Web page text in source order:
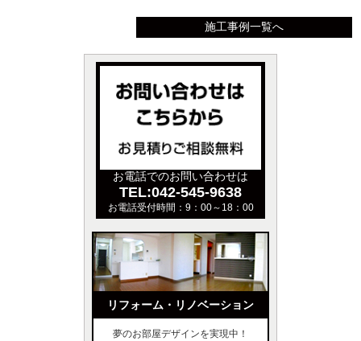
施工事例一覧へ
お電話でのお問い合わせは
TEL:042-545-9638
お電話受付時間：9：00～18：00
リフォーム・リノベーション
夢のお部屋デザインを実現中！